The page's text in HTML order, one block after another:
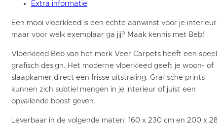
Extra informatie
Een mooi vloerkleed is een echte aanwinst voor je interieur,
maar voor welk exemplaar ga jij? Maak kennis met Beb!
Vloerkleed Beb van het merk Veer Carpets heeft een
grafisch design. Het moderne vloerkleed geeft je woon- of
slaapkamer direct een frisse uitstraling. Grafische prints
kunnen zich subtiel mengen in je interieur of juist een
opvallende boost geven.
Leverbaar in de volgende maten: 160 x 230 cm en 200 x